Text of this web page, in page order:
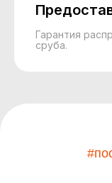
Гарантия
сруба.